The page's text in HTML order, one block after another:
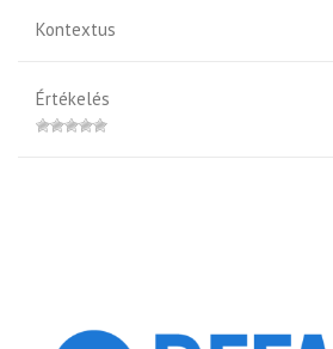
Kontextus
Értékelés